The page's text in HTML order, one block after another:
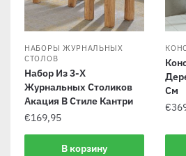
НАБОРЫ ЖУРНАЛЬНЫХ
СТОЛОВ
Набор Из 3-Х
Журнальных Столиков
Акация В Стиле Кантри
€169,95
В корзину
См
€